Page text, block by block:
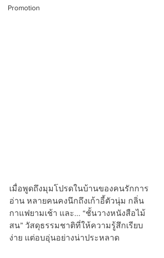
Promotion
เมื่อพูดถึงมุมโปรดในบ้านของคนรักการ
อ่าน หลายคนคงนึกถึงเก้าอี้ตัวนุ่ม กลิ่น
กาแฟยามเช้า และ... “ชั้นวางหนังสือไม้
สน” วัสดุธรรมชาติที่ให้ความรู้สึกเรียบ
ง่าย แต่อบอุ่นอย่างน่าประหลาด